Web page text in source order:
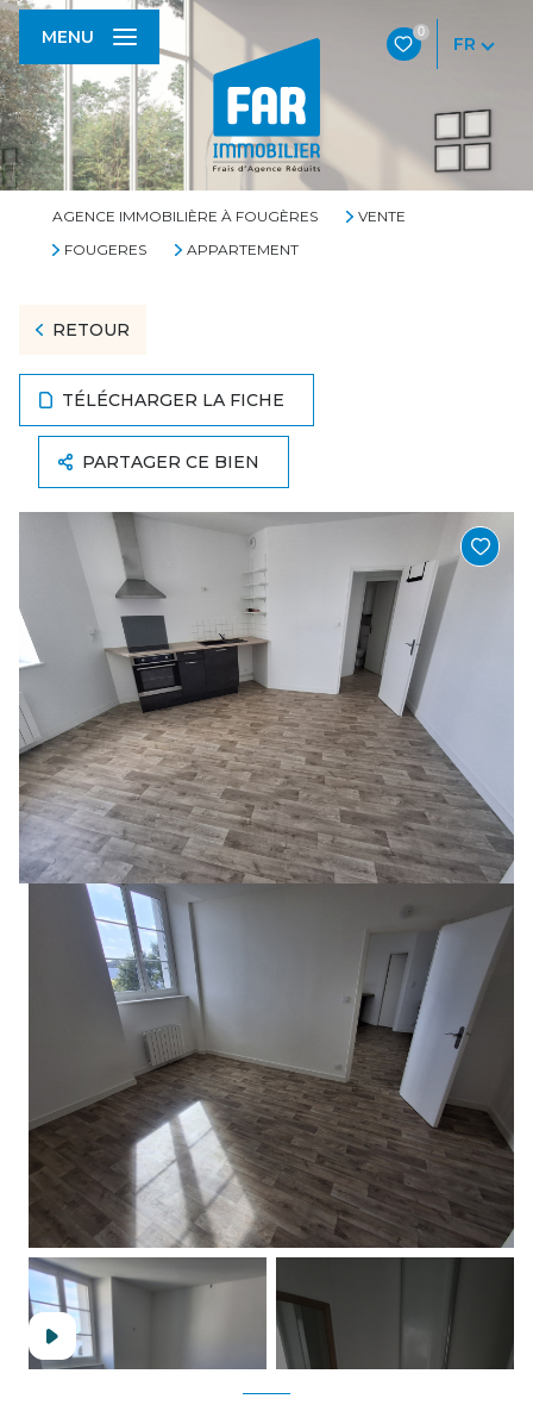
0
FR
MENU
AGENCE IMMOBILIÈRE À FOUGÈRES
VENTE
FOUGERES
APPARTEMENT
RETOUR
TÉLÉCHARGER LA FICHE
PARTAGER CE BIEN